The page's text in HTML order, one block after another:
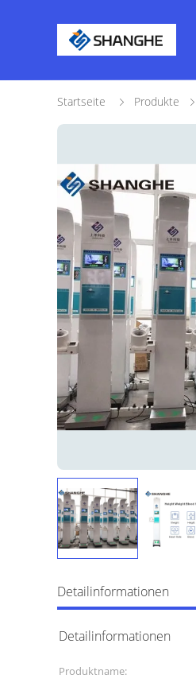
Startseite Produkte
Detailinformationen
Detailinformationen
Produktname: